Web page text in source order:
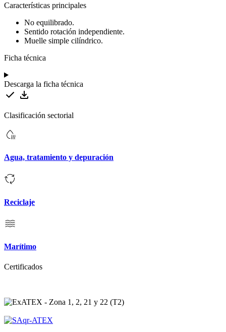
Características principales
No equilibrado.
Sentido rotación independiente.
Muelle simple cilíndrico.
Ficha técnica
Descarga la ficha técnica
Clasificación sectorial
Agua, tratamiento y depuración
Reciclaje
Marítimo
Certificados